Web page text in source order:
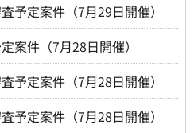
予定案件（7月29日開催）
案件（7月28日開催）
予定案件（7月28日開催）
予定案件（7月28日開催）